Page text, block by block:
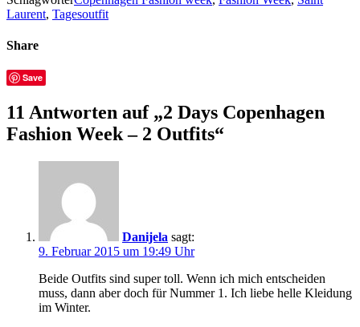
Laurent, Tagesoutfit
Share
Save
11 Antworten auf „2 Days Copenhagen
Fashion Week – 2 Outfits“
Danijela sagt:
9. Februar 2015 um 19:49 Uhr
Beide Outfits sind super toll. Wenn ich mich entscheiden
muss, dann aber doch für Nummer 1. Ich liebe helle Kleidung
im Winter.